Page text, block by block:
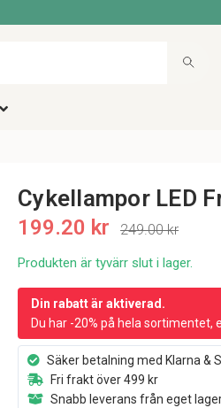
Cykellampor LED
199.20 kr 249.00 kr
Produkten är tyvärr slut i lager.
Din rabatt är aktiverad.
Du har -20% på hela sortimentet,
Säker betalning med Klarna &
Fri frakt över 499 kr
Snabb leverans från eget